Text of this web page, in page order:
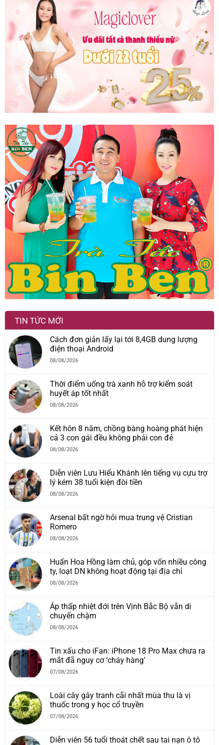
TIN TỨC MỚI
Cách đơn giản lấy lại tới 8,4GB dung lượng
điện thoại Android
08/08/2026
Thời điểm uống trà xanh hỗ trợ kiểm soát
huyết áp tốt nhất
08/08/2026
Kết hôn 8 năm, chồng bàng hoàng phát hiện
cả 3 con gái đều không phải con đẻ
08/08/2026
Diễn viên Lưu Hiểu Khánh lên tiếng vụ cựu trợ
lý kém 38 tuổi kiện đòi tiền
08/08/2026
Arsenal bất ngờ hỏi mua trung vệ Cristian
Romero
08/08/2026
Huấn Hoa Hồng làm chủ, góp vốn nhiều công
ty, loạt DN không hoạt động tại địa chỉ
08/08/2026
Áp thấp nhiệt đới trên Vịnh Bắc Bộ vẫn di
chuyển chậm
08/08/2026
Tin xấu cho iFan: iPhone 18 Pro Max chưa ra
mắt đã nguy cơ ‘cháy hàng’
07/08/2026
Loài cây gây tranh cãi nhất mùa thu là vị
thuốc trong y học cổ truyền
07/08/2026
Diễn viên 56 tuổi thoát chết sau tai nạn ô tô